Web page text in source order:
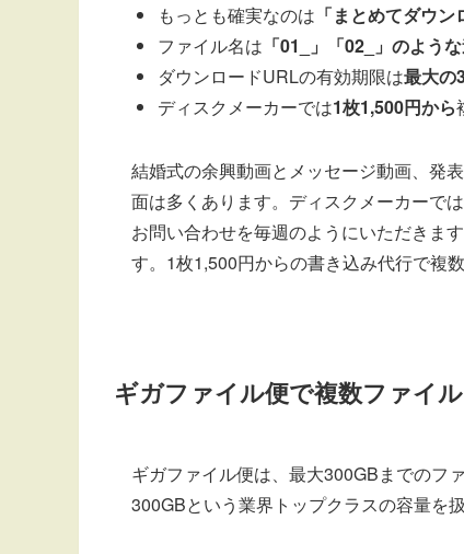
もっとも確実なのは 「まとめてダウ
ファイル名は 「01_」「02_」のよう
ダウンロードURLの有効期限は最大の
ディスクメーカーでは1枚1,500円から
結婚式の余興動画とメッセージ動画、発
面は多くあります。ディスクメーカーで
お問い合わせを毎週のようにいただきます
す。1枚1,500円からの書き込み代行で複
ギガファイル便で複数ファイ
ギガファイル便は、最大300GBまでのフ
300GBという業界トップクラスの容量を